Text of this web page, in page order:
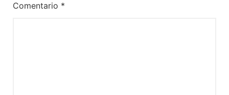
Comentario *